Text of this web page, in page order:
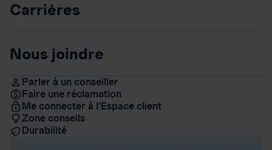
Carrières
Nous joindre
Parler à un conseiller
Faire une réclamation
Me connecter à l’Espace client
Zone conseils
Durabilité